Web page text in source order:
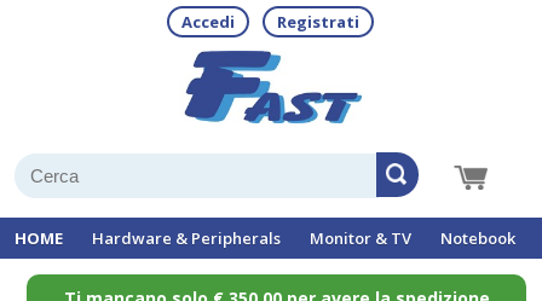
Accedi Registrati
HOME Hardware & Peripherals Monitor & TV Notebook